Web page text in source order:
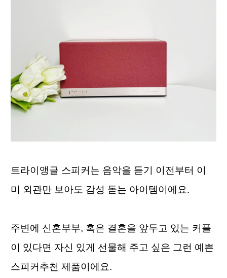
트라이앵글 스피커는 음악을 듣기 이전부터 이
미 외관만 보아도 감성 돋는 아이템이에요.
주변에 신혼부부, 혹은 결혼을 앞두고 있는 커플
이 있다면 자신 있게 선물해 주고 싶은 그런 예쁜
스피커추천 제품이에요.